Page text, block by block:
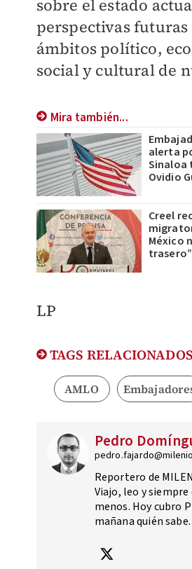
sobre el estado
perspectivas futuras
ámbitos político,
social y cultural de
Mira también...
alerta
Sinaloa
Ovidio
Creel
México
trasero”
LP
TAGS
AMLO
Pedro
Reportero de
Viajo, leo y
menos. Hoy cubro
mañana quién sabe.